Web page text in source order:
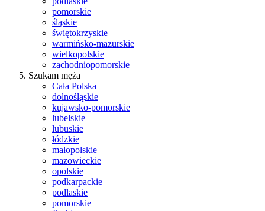
pomorskie
śląskie
świętokrzyskie
warmińsko-mazurskie
wielkopolskie
zachodniopomorskie
Szukam męża
Cała Polska
dolnośląskie
kujawsko-pomorskie
lubelskie
lubuskie
łódzkie
małopolskie
mazowieckie
opolskie
podkarpackie
podlaskie
pomorskie